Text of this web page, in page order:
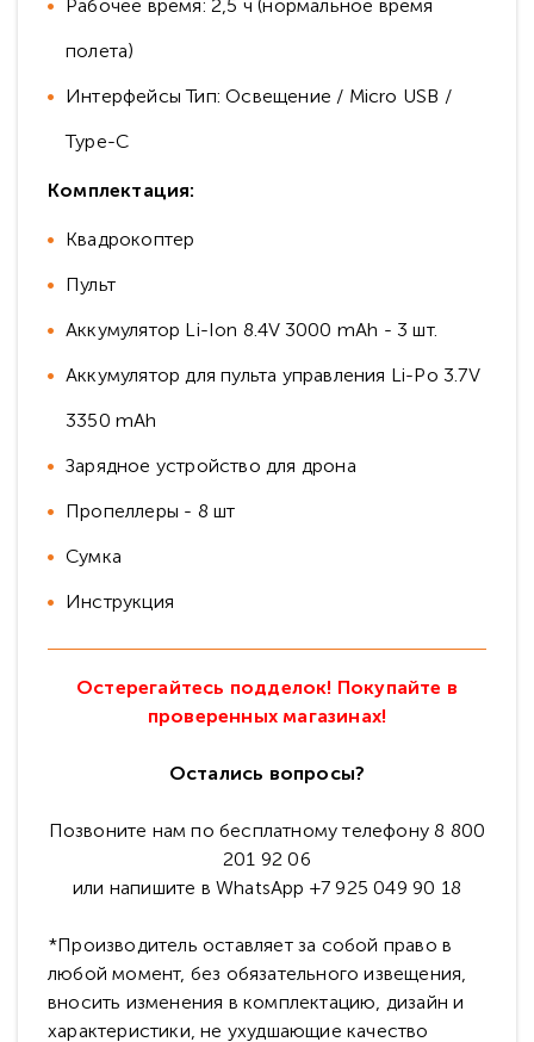
Рабочее время: 2,5 ч (нормальное время
полета)
Интерфейсы Тип: Освещение / Micro USB /
Type-C
Комплектация:
Квадрокоптер
Пульт
Аккумулятор Li-Ion 8.4V 3000 mAh - 3 шт.
Аккумулятор для пульта управления Li-Po 3.7V
3350 mAh
Зарядное устройство для дрона
Пропеллеры - 8 шт
Сумка
Инструкция
Остерегайтесь подделок! Покупайте в
проверенных магазинах!
Остались вопросы?
Позвоните нам по бесплатному телефону 8 800
201 92 06
или напишите в WhatsApp +7 925 049 90 18
*Производитель оставляет за собой право в
любой момент, без обязательного извещения,
вносить изменения в комплектацию, дизайн и
характеристики, не ухудшающие качество